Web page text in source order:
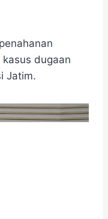
dugaan
Jatim.